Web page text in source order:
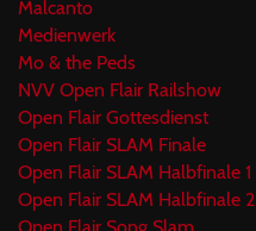
Malcanto
Medienwerk
Mo & the Peds
NVV Open Flair Railshow
Open Flair Gottesdienst
Open Flair SLAM Finale
Open Flair SLAM Halbfinale 1
Open Flair SLAM Halbfinale 2